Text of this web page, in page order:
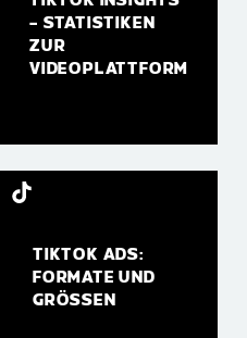
– STATISTIKEN
ZUR
VIDEOPLATTFORM
TIKTOK ADS:
FORMATE UND
GRÖSSEN